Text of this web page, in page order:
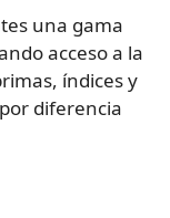
una gama
acceso a la
índices y
diferencia